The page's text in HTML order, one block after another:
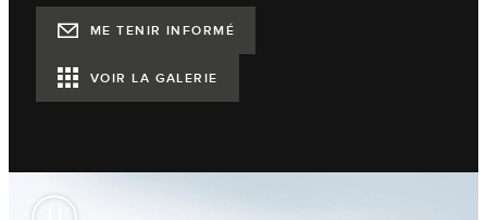
ME TENIR INFORMÉ
VOIR LA GALERIE